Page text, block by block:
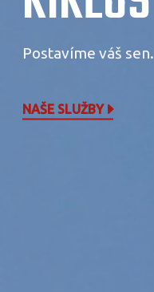
Postavíme váš sen.
NAŠE SLUŽBY